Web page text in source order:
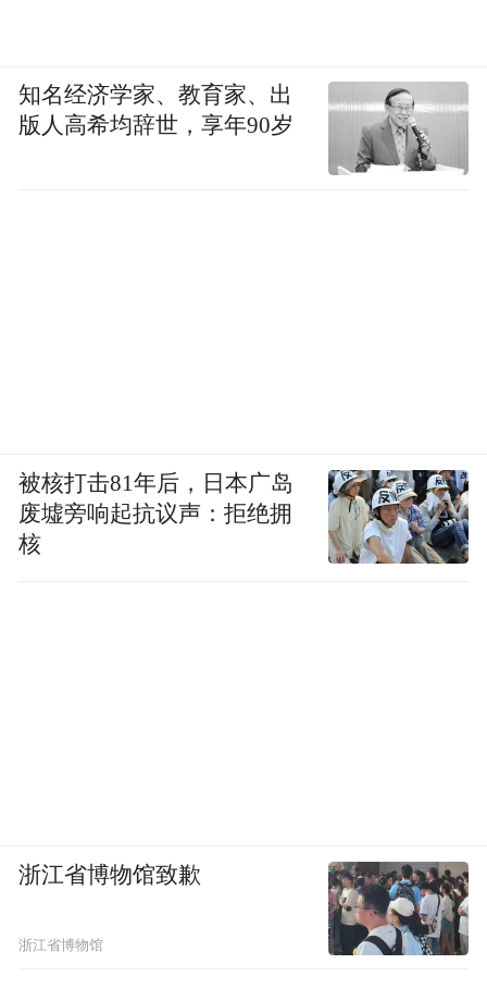
知名经济学家、教育家、出
版人高希均辞世，享年90岁
被核打击81年后，日本广岛
废墟旁响起抗议声：拒绝拥
核
浙江省博物馆致歉
浙江省博物馆